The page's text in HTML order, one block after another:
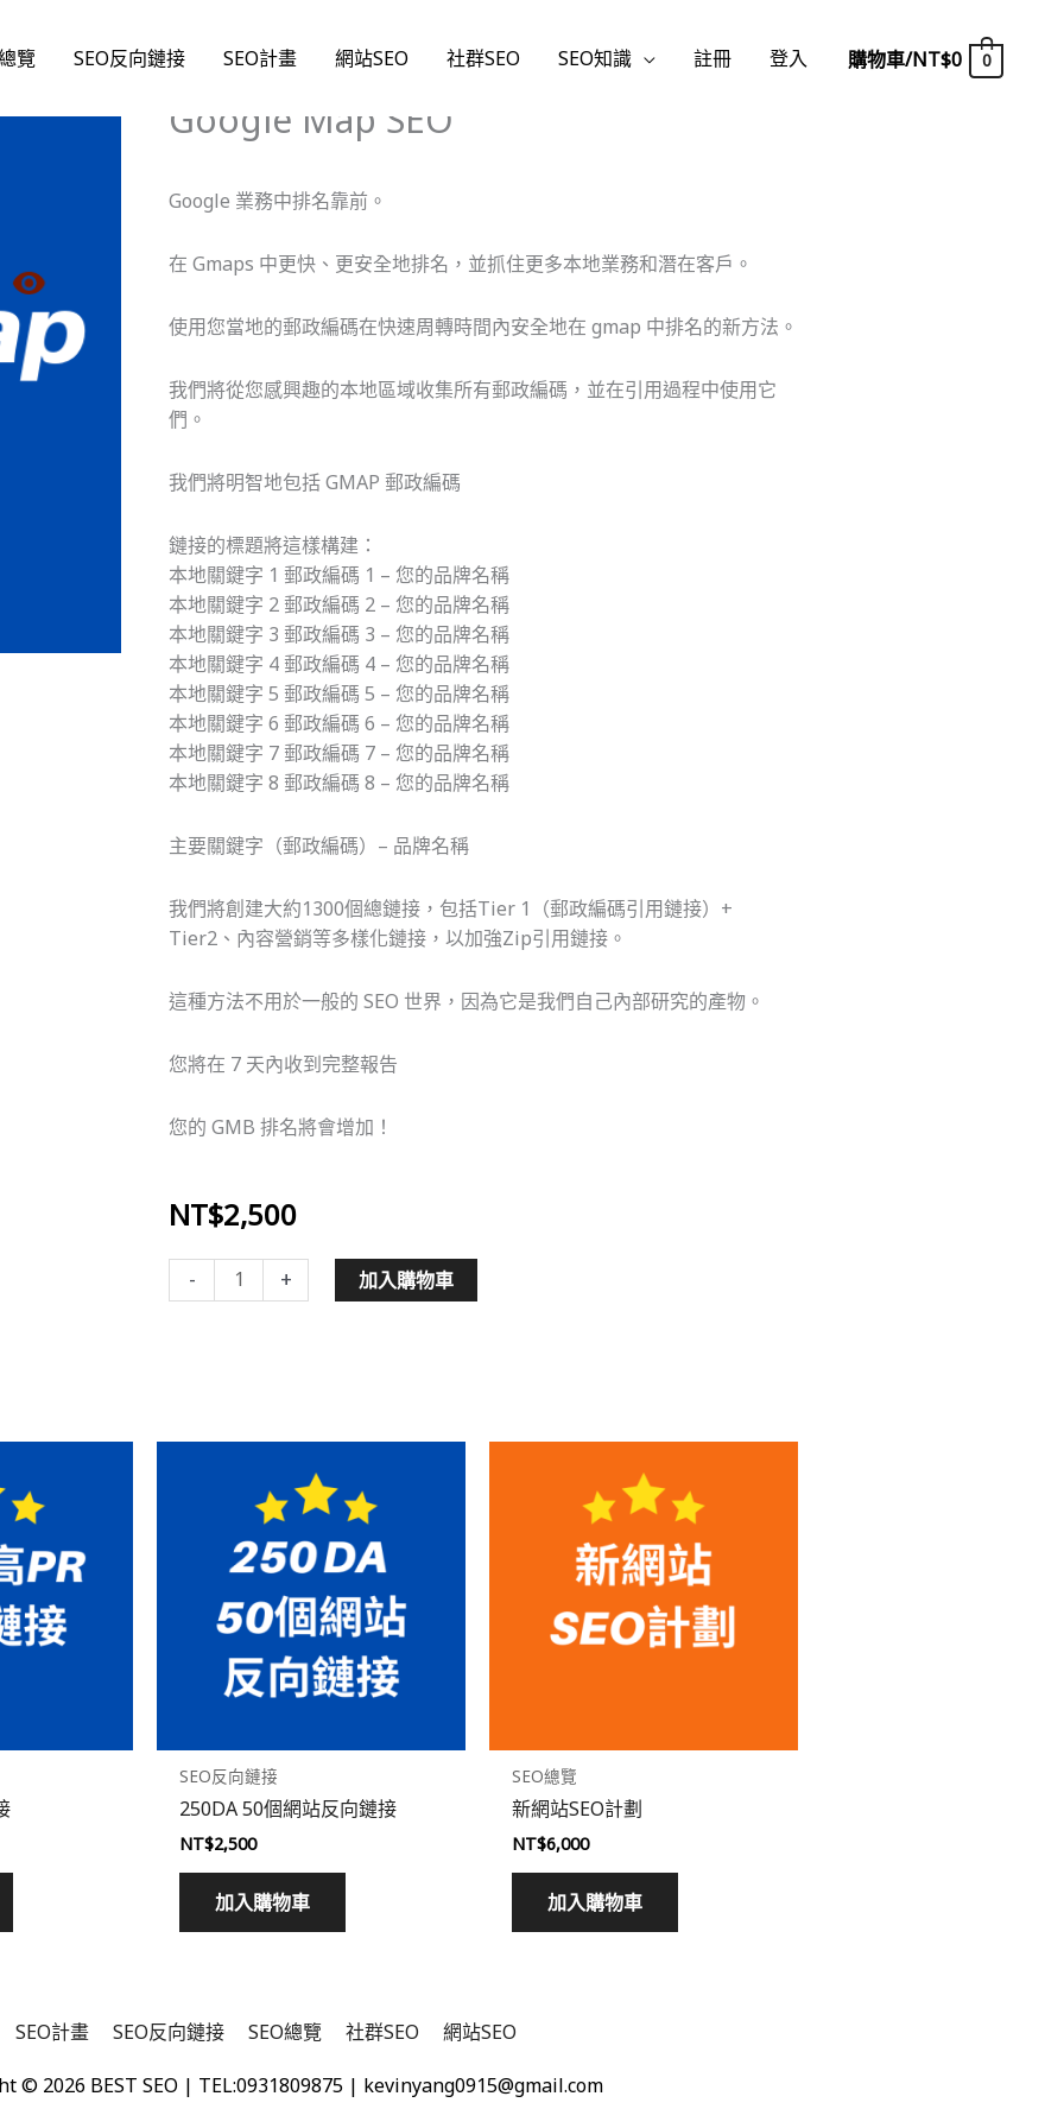
覽 SEO反向鏈接 SEO計畫 網站SEO 社群SEO SEO知識 註冊 登入 購物車/NT$0 0
Google Map SEO
Google 業務中排名靠前。
在 Gmaps 中更快、更安全地排名，並抓住更多本地業務和潛在客戶。
使用您當地的郵政編碼在快速周轉時間內安全地在 gmap 中排名的新方法。
我們將從您感興趣的本地區域收集所有郵政編碼，並在引用過程中使用它
們。
我們將明智地包括 GMAP 郵政編碼
鏈接的標題將這樣構建：
本地關鍵字 1 郵政編碼 1 – 您的品牌名稱
本地關鍵字 2 郵政編碼 2 – 您的品牌名稱
本地關鍵字 3 郵政編碼 3 – 您的品牌名稱
本地關鍵字 4 郵政編碼 4 – 您的品牌名稱
本地關鍵字 5 郵政編碼 5 – 您的品牌名稱
本地關鍵字 6 郵政編碼 6 – 您的品牌名稱
本地關鍵字 7 郵政編碼 7 – 您的品牌名稱
本地關鍵字 8 郵政編碼 8 – 您的品牌名稱
主要關鍵字（郵政編碼）– 品牌名稱
我們將創建大約1300個總鏈接，包括Tier 1（郵政編碼引用鏈接）+
Tier2、內容營銷等多樣化鏈接，以加強Zip引用鏈接。
這種方法不用於一般的 SEO 世界，因為它是我們自己內部研究的產物。
您將在 7 天內收到完整報告
您的 GMB 排名將會增加！
NT$2,500
-
Map
+ 加入購物車
SEO反向鏈接
250DA 50個網站反向鏈接
NT$2,500
加入購物車
SEO總覽
新網站SEO計劃
NT$6,000
加入購物車
SEO計畫 SEO反向鏈接 SEO總覽 社群SEO 網站SEO
© 2026 BEST SEO | TEL:0931809875 | kevinyang0915@gmail.com